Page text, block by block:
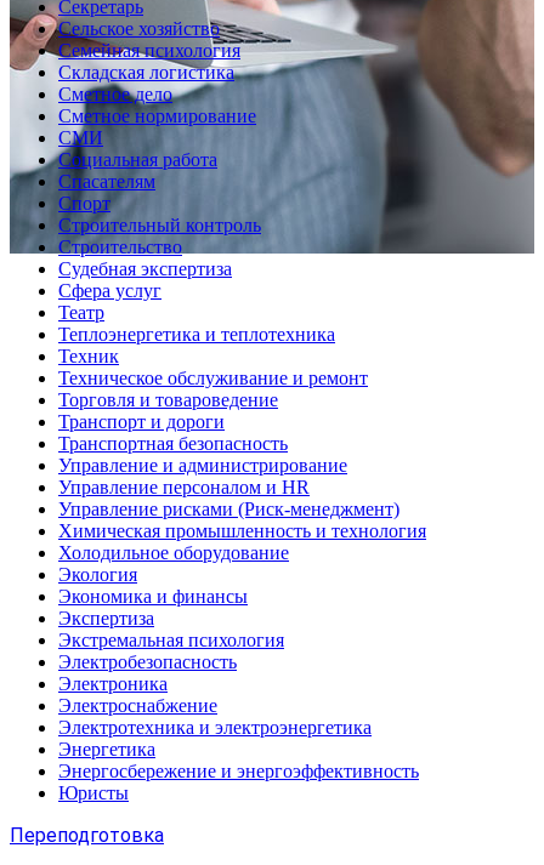
Секретарь
Сельское хозяйство
Семейная психология
Складская логистика
Сметное дело
Сметное нормирование
СМИ
Социальная работа
Спасателям
Спорт
Строительный контроль
Строительство
Судебная экспертиза
Сфера услуг
Театр
Теплоэнергетика и теплотехника
Техник
Техническое обслуживание и ремонт
Торговля и товароведение
Транспорт и дороги
Транспортная безопасность
Управление и администрирование
Управление персоналом и HR
Управление рисками (Риск-менеджмент)
Химическая промышленность и технология
Холодильное оборудование
Экология
Экономика и финансы
Экспертиза
Экстремальная психология
Электробезопасность
Электроника
Электроснабжение
Электротехника и электроэнергетика
Энергетика
Энергосбережение и энергоэффективность
Юристы
Переподготовка